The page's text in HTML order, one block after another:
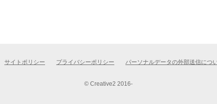
サイトポリシー プライバシーポリシー パーソナルデータの外部送信につ
© Creative2 2016-